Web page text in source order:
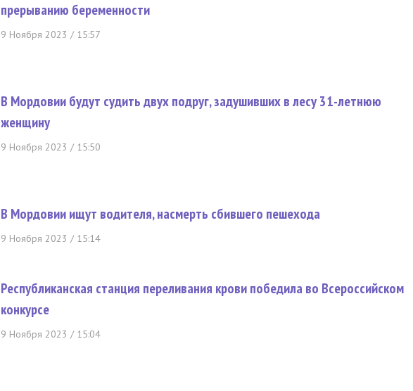
прерыванию беременности
9 Ноября 2023 / 15:57
В Мордовии будут судить двух подруг, задушивших в лесу 31-летнюю
женщину
9 Ноября 2023 / 15:50
В Мордовии ищут водителя, насмерть сбившего пешехода
9 Ноября 2023 / 15:14
Республиканская станция переливания крови победила во Всероссийском
конкурсе
9 Ноября 2023 / 15:04